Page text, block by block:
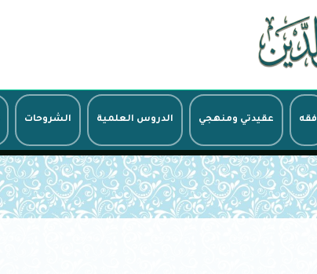
فقه عقيدتي ومنهجي الدروس العلمية الشروحات